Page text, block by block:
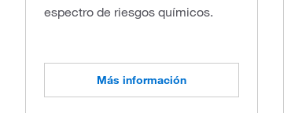
espectro de riesgos químicos.
Más información